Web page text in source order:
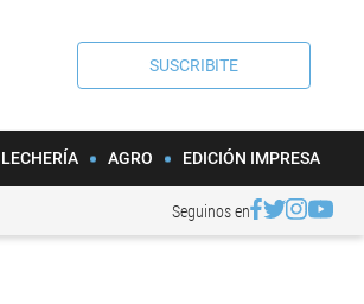
SUSCRIBITE
LECHERÍA AGRO EDICIÓN IMPRESA
Seguinos en